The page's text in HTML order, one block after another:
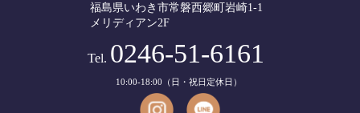
福島県いわき市常磐西郷町岩崎1-1
メリディアン2F
Tel. 0246-51-6161
10:00-18:00（日・祝日定休日）